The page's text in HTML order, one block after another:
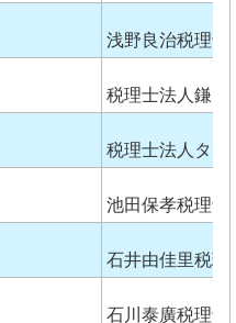
浅野良治税理士
税理士法人鎌田
税理士法人タ
池田保孝税理士
石井由佳里税理
石川泰廣税理士